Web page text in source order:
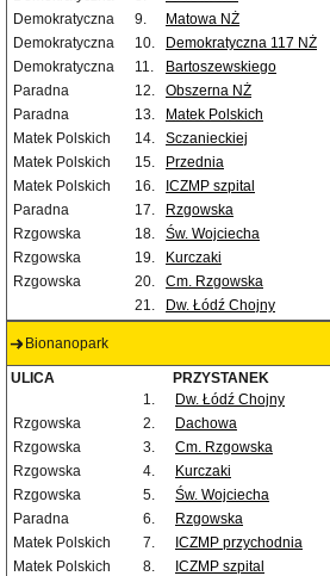
Demokratyczna
9.
Matowa NŻ
Demokratyczna
10.
Demokratyczna 117 NŻ
Demokratyczna
11. Bartoszewskiego
Paradna
12. Obszerna NŻ
Paradna
13. Matek Polskich
Matek Polskich
14. Sczanieckiej
Matek Polskich
15. Przednia
Matek Polskich
16. ICZMP szpital
Paradna
17. Rzgowska
Rzgowska
18. Św. Wojciecha
Rzgowska
19. Kurczaki
Rzgowska
20. Cm. Rzgowska
21.
Dw. Łódź Chojny
Bionanopark
ULICA PRZYSTANEK
1.
Dw. Łódź Chojny
Rzgowska
2. Dachowa
Rzgowska
3. Cm. Rzgowska
Rzgowska
4. Kurczaki
Rzgowska
5. Św. Wojciecha
Paradna
6. Rzgowska
Matek Polskich
7. ICZMP przychodnia
Matek Polskich
8. ICZMP szpital